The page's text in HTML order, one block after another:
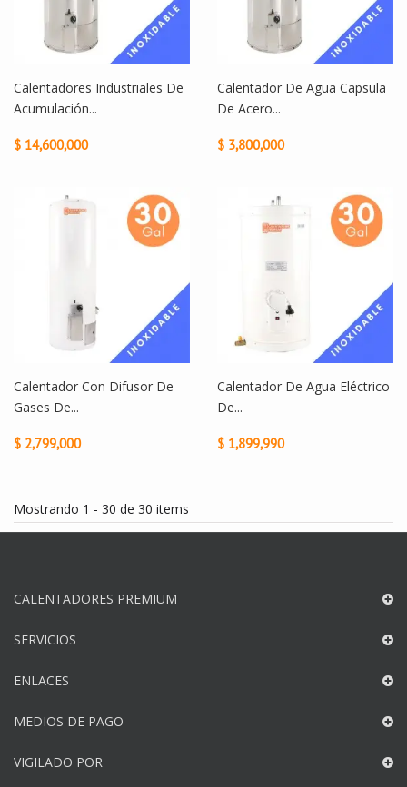
Calentadores Industriales De
Acumulación...
$ 14,600,000
Calentador De Agua Capsula
De Acero...
$ 3,800,000
Calentador Con Difusor De
Gases De...
$ 2,799,000
Calentador De Agua Eléctrico
De...
$ 1,899,990
Mostrando 1 - 30 de 30 items
CALENTADORES PREMIUM
SERVICIOS
ENLACES
MEDIOS DE PAGO
VIGILADO POR